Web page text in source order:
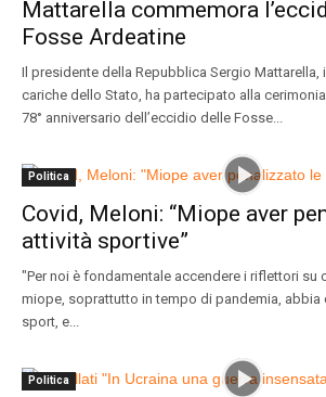
Mattarella commemora
Fosse Ardeatine
Il presidente della Repubblica Sergio Mattarella,
cariche dello Stato, ha partecipato alla
78° anniversario dell’eccidio delle Fosse...
Politica
Covid, Meloni: “Miope aver
attività sportive”
"Per noi è fondamentale accendere i riflettori su
miope, soprattutto in tempo di pandemia,
sport, e...
Politica